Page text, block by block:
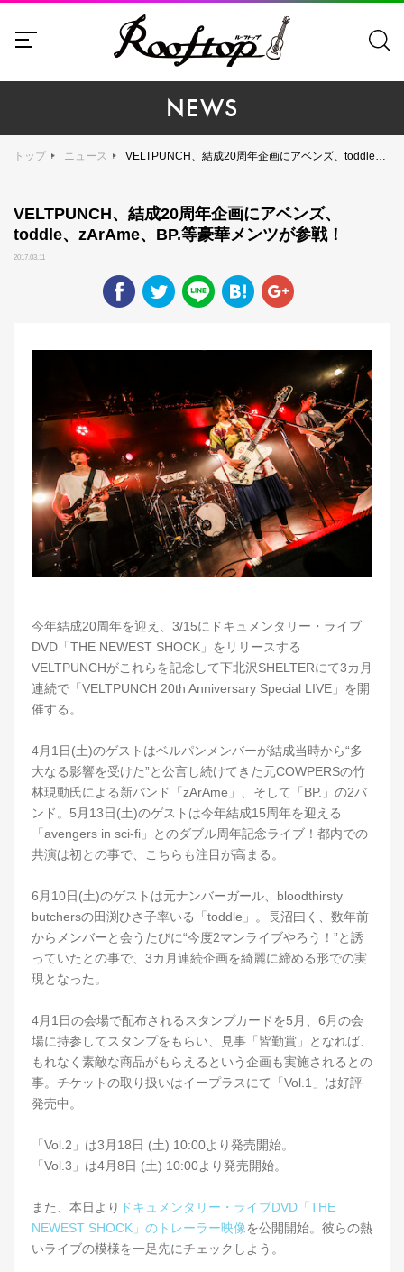
NEWS
トップ ニュース VELTPUNCH、結成20周年企画にアベンズ、toddle、zArAme、BP.等豪華メンツが参戦！
VELTPUNCH、結成20周年企画にアベンズ、
toddle、zArAme、BP.等豪華メンツが参戦！
2017.03.11
今年結成20周年を迎え、3/15にドキュメンタリー・ライブ
DVD「THE NEWEST SHOCK」をリリースする
VELTPUNCHがこれらを記念して下北沢SHELTERにて3カ月
連続で「VELTPUNCH 20th Anniversary Special LIVE」を開
催する。
4月1日(土)のゲストはベルパンメンバーが結成当時から“多
大なる影響を受けた”と公言し続けてきた元COWPERSの竹
林現動氏による新バンド「zArAme」、そして「BP.」の2バ
ンド。5月13日(土)のゲストは今年結成15周年を迎える
「avengers in sci-fi」とのダブル周年記念ライブ！都内での
共演は初との事で、こちらも注目が高まる。
6月10日(土)のゲストは元ナンバーガール、bloodthirsty
butchersの田渕ひさ子率いる「toddle」。長沼曰く、数年前
からメンバーと会うたびに“今度2マンライブやろう！”と誘
っていたとの事で、3カ月連続企画を綺麗に締める形での実
現となった。
4月1日の会場で配布されるスタンプカードを5月、6月の会
場に持参してスタンプをもらい、見事「皆勤賞」となれば、
もれなく素敵な商品がもらえるという企画も実施されるとの
事。チケットの取り扱いはイープラスにて「Vol.1」は好評
発売中。
「Vol.2」は3月18日 (土) 10:00より発売開始。
「Vol.3」は4月8日 (土) 10:00より発売開始。
また、本日より ドキュメンタリー・ライブDVD「THE
NEWEST SHOCK」のトレーラー映像を公開開始。彼らの熱
いライブの模様を一足先にチェックしよう。